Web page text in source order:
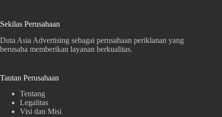
Sekilas Perusahaan
Duta Asia Advertising sebagai perusahaan periklanan yang
berusaha memberikan layanan berkualitas.
Tautan Perusahaan
Tentang
Legalitas
Visi dan Misi